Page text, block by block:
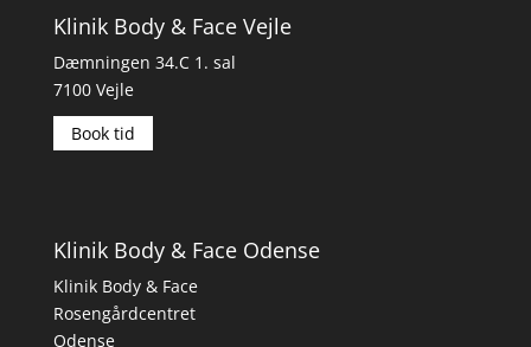
Klinik Body & Face Vejle
Dæmningen 34.C 1. sal
7100 Vejle
Book tid
Klinik Body & Face Odense
Klinik Body & Face
Rosengårdcentret
Odense